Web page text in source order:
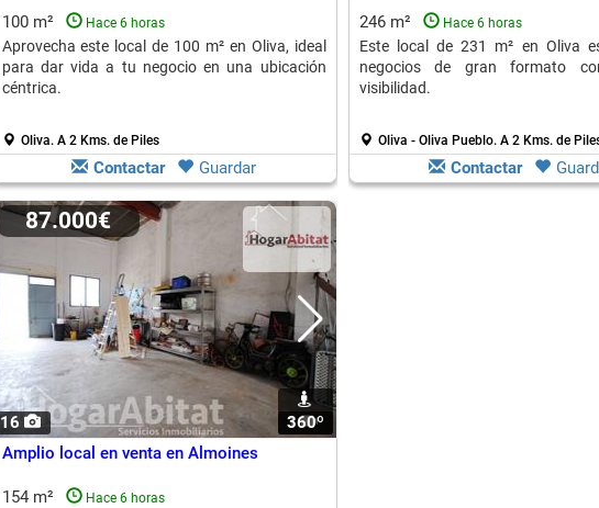
100 m² Hace 6 horas
Aprovecha este local de 100 m² en Oliva, ideal
para dar vida a tu negocio en una ubicación
céntrica.
Oliva. A 2 Kms. de Piles
Contactar Guardar
246 m² Hace 6 horas
Este local de 231 m² en Oliva
negocios de gran formato
visibilidad.
Oliva - Oliva Pueblo. A 2 Kms. de
Contactar
16 1
360º
87.000€
Amplio local en venta en Almoines
154 m² Hace 6 horas